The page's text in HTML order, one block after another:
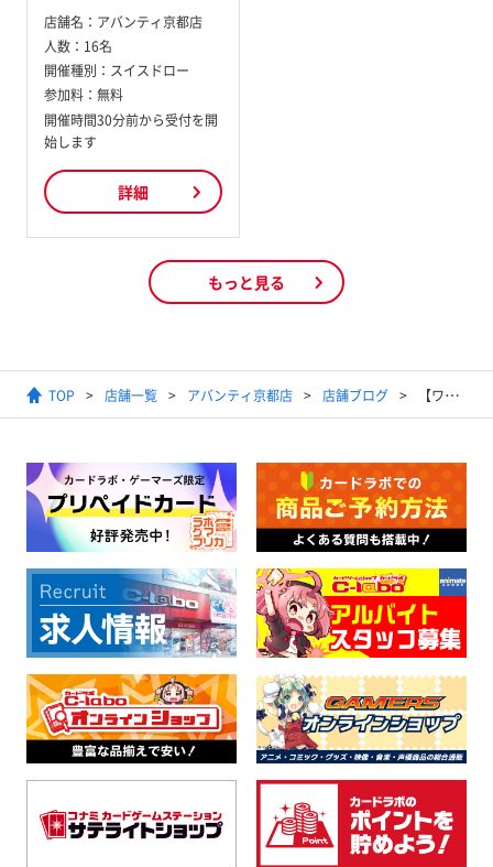
店舗名： アバンティ京都店
人数： 16名
開催種別： スイスドロー
参加料： 無料
開催時間30分前から受付を開
始します
詳細
もっと見る
TOP 店舗一覧 アバンティ京都店 店舗ブログ 【ワンピースカードゲーム】2025年9月14日開催 スタンダードバトル結果発表【優勝デッキ】